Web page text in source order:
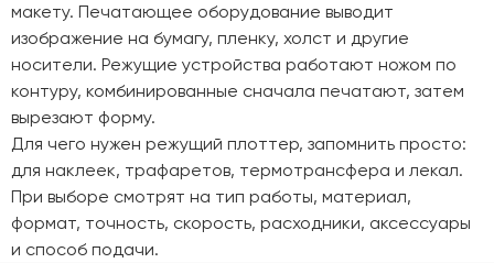
макету. Печатающее оборудование выводит
изображение на бумагу, пленку, холст и другие
носители. Режущие устройства работают ножом по
контуру, комбинированные сначала печатают, затем
вырезают форму.
Для чего нужен режущий плоттер, запомнить просто:
для наклеек, трафаретов, термотрансфера и лекал.
При выборе смотрят на тип работы, материал,
формат, точность, скорость, расходники, аксессуары
и способ подачи.